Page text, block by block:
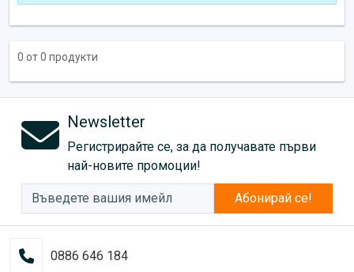
0 от 0 продукти
Newsletter
Регистрирайте се, за да получавате първи
най-новите промоции!
Абонирай се!
0886 646 184